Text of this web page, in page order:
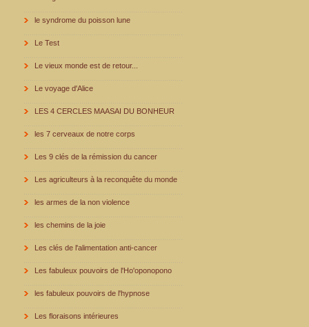
le syndrome du poisson lune
Le Test
Le vieux monde est de retour...
Le voyage d'Alice
LES 4 CERCLES MAASAI DU BONHEUR
les 7 cerveaux de notre corps
Les 9 clés de la rémission du cancer
Les agriculteurs à la reconquête du monde
les armes de la non violence
les chemins de la joie
Les clés de l'alimentation anti-cancer
Les fabuleux pouvoirs de l'Ho'oponopono
les fabuleux pouvoirs de l'hypnose
Les floraisons intérieures